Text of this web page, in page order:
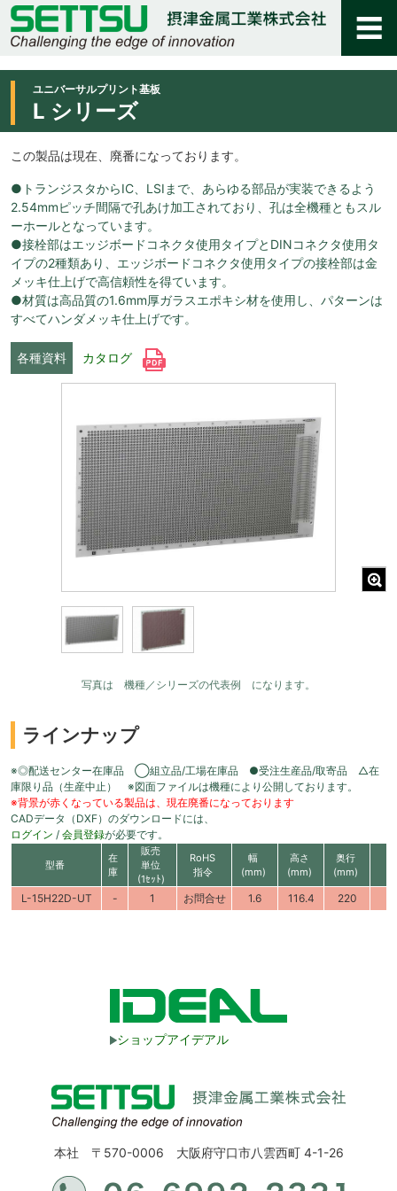
ユニバーサルプリント基板
L シリーズ
この製品は現在、廃番になっております。
●トランジスタからIC、LSIまで、あらゆる部品が実装できるよう
2.54mmピッチ間隔で孔あけ加工されており、孔は全機種ともスル
ーホールとなっています。
●接栓部はエッジボードコネクタ使用タイプとDINコネクタ使用タ
イプの2種類あり、エッジボードコネクタ使用タイプの接栓部は金
メッキ仕上げで高信頼性を得ています。
●材質は高品質の1.6mm厚ガラスエポキシ材を使用し、パターンは
すべてハンダメッキ仕上げです。
各種資料 カタログ
写真は 機種／シリーズの代表例 になります。
ラインナップ
※◎配送センター在庫品 ◯組立品/工場在庫品 ●受注生産品/取寄品 △在
庫限り品（生産中止） ※図面ファイルは機種により公開しております。
※背景が赤くなっている製品は、現在廃番になっております
CADデータ（DXF）のダウンロードには、
ログイン / 会員登録が必要です。
型番
在
庫
販売
単位
(1ｾｯﾄ)
RoHS
指令
幅
(mm)
高さ
(mm)
奥行
(mm)
L-15H22D-UT - 1 お問合せ 1.6 116.4 220
ショップアイデアル
本社 〒570-0006 大阪府守口市八雲西町 4-1-26